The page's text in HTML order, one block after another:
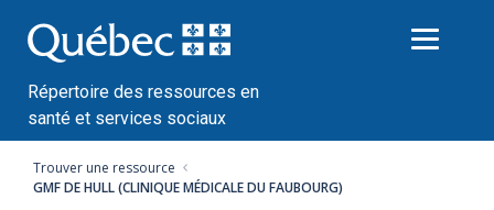
au
contenu
Répertoire des ressources en
santé et services sociaux
Trouver une ressource
GMF DE HULL (CLINIQUE MÉDICALE DU FAUBOURG)